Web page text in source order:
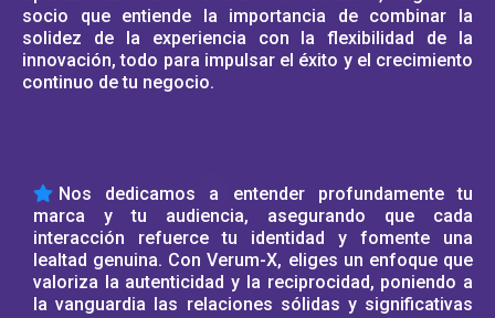
socio que entiende la importancia de combinar la
solidez de la experiencia con la flexibilidad de la
innovación, todo para impulsar el éxito y el crecimiento
continuo de tu negocio.
Nos dedicamos a entender profundamente tu
marca y tu audiencia, asegurando que cada
interacción refuerce tu identidad y fomente una
lealtad genuina. Con Verum-X, eliges un enfoque que
valoriza la autenticidad y la reciprocidad, poniendo a
la vanguardia las relaciones sólidas y significativas